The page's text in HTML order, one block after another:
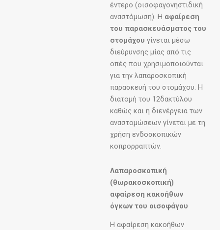
έντερο (οισοφαγονηστιδική
αναστόμωση). Η αφαίρεση
του παρασκευάσματος του
στομάχου γίνεται μέσω
διεύρυνσης μίας από τις
οπές που χρησιμοποιούνται
για την λαπαροσκοπική
παρασκευή του στομάχου. Η
διατομή του 12δακτύλου
καθώς και η διενέργεια των
αναστομώσεων γίνεται με τη
χρήση ενδοσκοπικών
κοπρορραπτών.
Λαπαροσκοπική
(θωρακοσκοπική)
αφαίρεση κακοήθων
όγκων του οισοφάγου
Η αφαίρεση κακοήθων